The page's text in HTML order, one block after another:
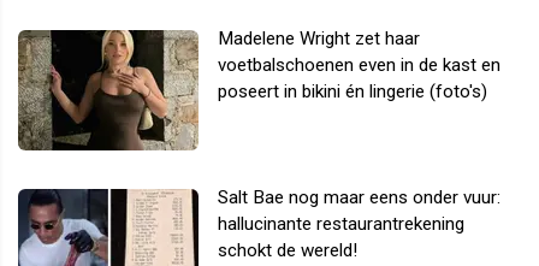
Madelene Wright zet haar
voetbalschoenen even in de kast en
poseert in bikini én lingerie (foto's)
Salt Bae nog maar eens onder vuur:
hallucinante restaurantrekening
schokt de wereld!